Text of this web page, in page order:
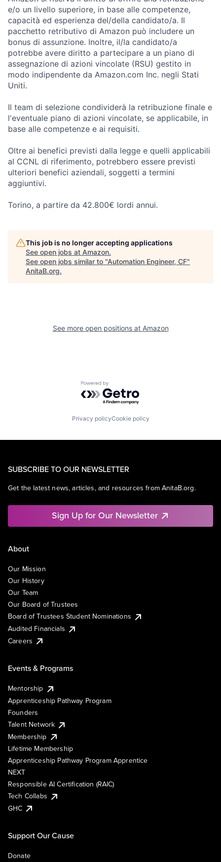
e/o un livello superiore, in base alle competenze,
capacità ed esperienza del/della candidato/a. Il
pacchetto retributivo di Amazon può includere un
bonus di assunzione. Inoltre, il/la candidato/a
potrebbe avere diritto a partecipare a un piano di
assegnazione di azioni vincolate (RSU) gestito in
modo indipendente da Amazon.com Inc. negli Stati
Uniti.
Il team di selezione condividerà la retribuzione finale e
l'eventuale piano di azioni vincolate, se applicabile, in
base alle competenze e ai requisiti.
Oltre ai benefici previsti dalla legge e quelli applicabili
al CCNL di riferimento, potrebbero essere previsti
ulteriori benefici aziendali, soggetti a termini
aggiuntivi.
Torino, a partire da 42.800€ lordi annui.
This job is no longer accepting applications
See open jobs at Amazon.
See open jobs similar to "Automation Engineer, CF"
AnitaB.org.
See more open positions at Amazon
Powered by Getro.com
Privacy policyCookie policy
SUBSCRIBE TO OUR NEWSLETTER
Get the latest news, articles, and resources from AnitaB.org.
Sign Up for Our Newsletter
About
Our Mission
Our History
Our Team
Our Board of Trustees
Board of Trustees Student Nominations
Audited Financials
Careers
Events & Programs
Mentorship
Apprenticeship Pathway Program
Founders
Talent Network
Membership
Lifetime Membership
Apprenticeship Pathway Program Apprentice
NEXT
Responsible AI Certification (RAIC)
Tech Collabs
GHC
Support Our Cause
Donate